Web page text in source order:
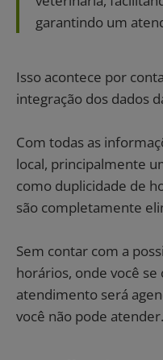
garantindo um
Isso acontece por
integração dos dados
Com todas as
local, principalmente
como duplicidade de
são completamente
Sem contar com a
horários, onde você
atendimento será
você não pode atender.